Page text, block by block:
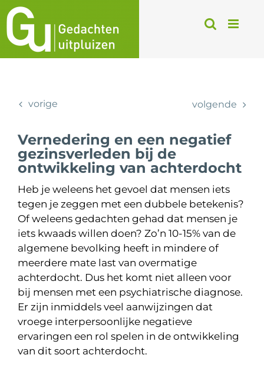
Ga
naar
inhoud
vorige volgende
Vernedering en een negatief
gezinsverleden bij de
ontwikkeling van achterdocht
Heb je weleens het gevoel dat mensen iets
tegen je zeggen met een dubbele betekenis?
Of weleens gedachten gehad dat mensen je
iets kwaads willen doen? Zo’n 10-15% van de
algemene bevolking heeft in mindere of
meerdere mate last van overmatige
achterdocht. Dus het komt niet alleen voor
bij mensen met een psychiatrische diagnose.
Er zijn inmiddels veel aanwijzingen dat
vroege interpersoonlijke negatieve
ervaringen een rol spelen in de ontwikkeling
van dit soort achterdocht.